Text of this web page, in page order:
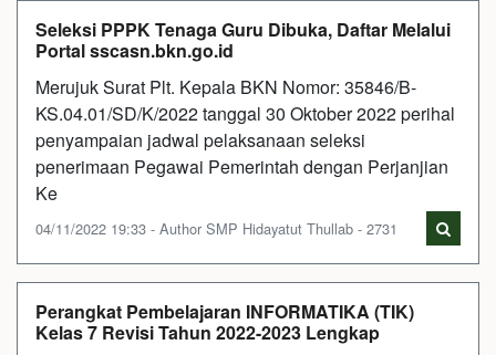
Seleksi PPPK Tenaga Guru Dibuka, Daftar Melalui
Portal sscasn.bkn.go.id
Merujuk Surat Plt. Kepala BKN Nomor: 35846/B-
KS.04.01/SD/K/2022 tanggal 30 Oktober 2022 perihal
penyampaian jadwal pelaksanaan seleksi
penerimaan Pegawai Pemerintah dengan Perjanjian
Ke
04/11/2022 19:33 - Author SMP Hidayatut Thullab - 2731
Perangkat Pembelajaran INFORMATIKA (TIK)
Kelas 7 Revisi Tahun 2022-2023 Lengkap